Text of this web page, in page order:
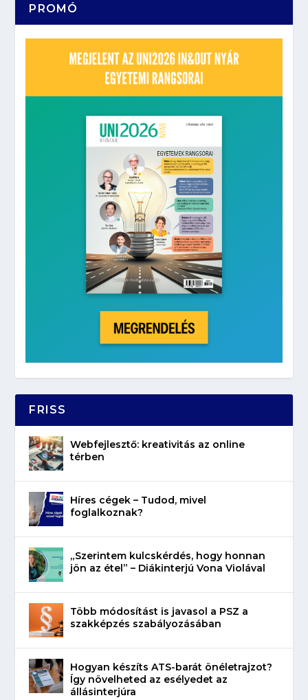
PROMÓ
FRISS
Webfejlesztő: kreativitás az online
térben
Híres cégek – Tudod, mivel
foglalkoznak?
„Szerintem kulcskérdés, hogy honnan
jön az étel” – Diákinterjú Vona Violával
Több módosítást is javasol a PSZ a
szakképzés szabályozásában
Hogyan készíts ATS-barát önéletrajzot?
Így növelheted az esélyedet az
állásinterjúra